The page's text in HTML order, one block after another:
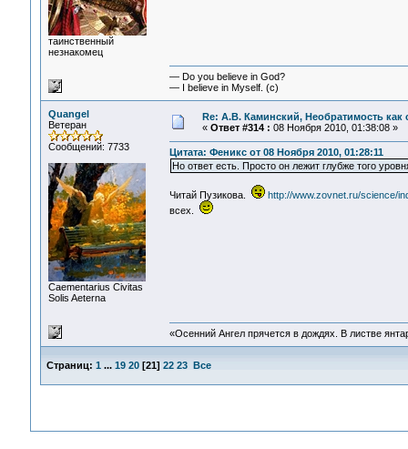
таинственный
незнакомец
— Do you believe in God?
— I believe in Myself. (c)
Quangel
Ветеран
Сообщений: 7733
Сaementarius Civitas
Solis Aeterna
Re: А.В. Каминский, Необратимость как
« Ответ #314 : 08 Ноября 2010, 01:38:08 »
Цитата: Феникс от 08 Ноября 2010, 01:28:11
Но ответ есть. Просто он лежит глубже того
Читай Пузикова.
http://www.zovnet.ru/science/
всех.
«Осенний Ангел прячется в дождях. В листве
Страниц: 1 ... 19 20[21] 22 23 Все